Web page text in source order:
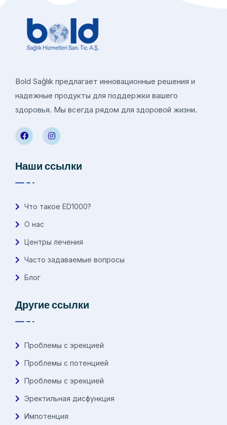
Bold Sağlık предлагает инновационные решения и
надежные продукты для поддержки вашего
здоровья. Мы всегда рядом для здоровой жизни.
Наши ссылки
Что такое ED1000?
О нас
Центры лечения
Часто задаваемые вопросы
Блог
Другие ссылки
Проблемы с эрекцией
Проблемы с потенцией
Проблемы с эрекцией
Эректильная дисфункция
Импотенция